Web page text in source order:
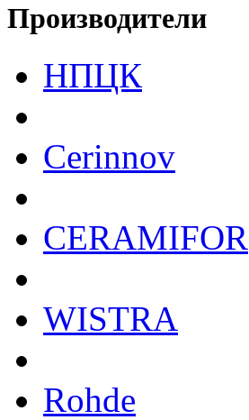
Производители
НПЦК
Cerinnov
CERAMIFOR
WISTRA
Rohde